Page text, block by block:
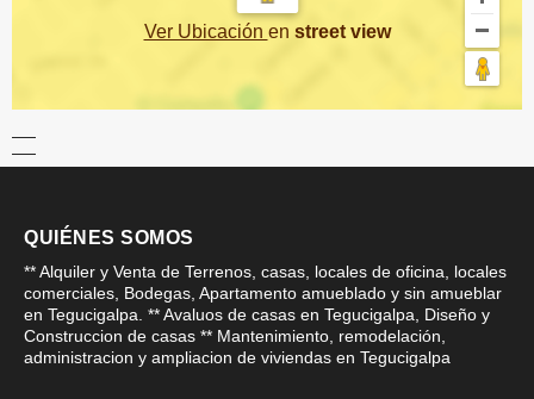
Ver Ubicación en street view
QUIÉNES SOMOS
** Alquiler y Venta de Terrenos, casas, locales de oficina, locales
comerciales, Bodegas, Apartamento amueblado y sin amueblar
en Tegucigalpa. ** Avaluos de casas en Tegucigalpa, Diseño y
Construccion de casas ** Mantenimiento, remodelación,
administracion y ampliacion de viviendas en Tegucigalpa